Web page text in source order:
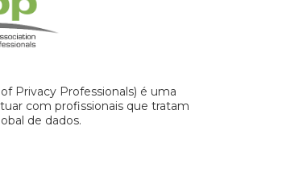
Privacy Professionals) é uma
com profissionais que tratam
de dados.